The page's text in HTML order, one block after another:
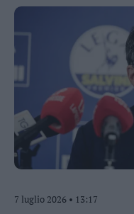
Sport
Video
Territori
Trento
Rovereto
Pergine
Riva
Arco
7 luglio 2026 • 13:17